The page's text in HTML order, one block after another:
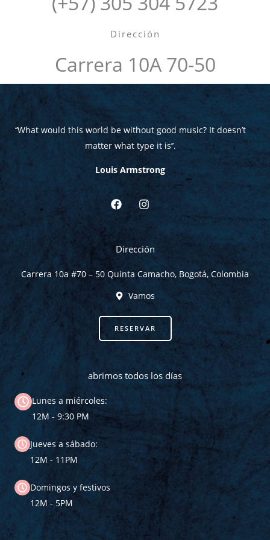
Dirección
Carrera 10A 70-50
‘‘What would this world be without good music? It doesn’t
matter what type it is’’.
Louis Armstrong
F
a
c
e
b
o
o
k
I
n
s
a
g
a
m
Dirección
Carrera 10a #70 – 50 Quinta Camacho, Bogotá, Colombia
Vamos
RESERVAR
abrimos todos los días
Lunes a miércoles:
12M - 9:30 PM
Jueves a sábado:
12M - 11PM
Domingos y festivos
12M - 5PM